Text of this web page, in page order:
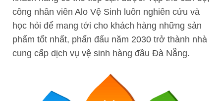
công nhân viên Alo Vệ Sinh luôn nghiên cứu và
học hỏi để mang tới cho khách hàng những sản
phẩm tốt nhất, phấn đấu năm 2030 trở thành nhà
cung cấp dịch vụ vệ sinh hàng đầu Đà Nẵng.